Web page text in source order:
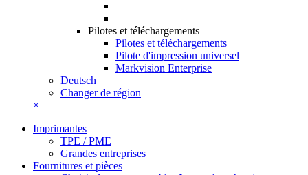
Pilotes et téléchargements
Pilotes et téléchargements
Pilote d'impression universel
Markvision Enterprise
Deutsch
Changer de région
×
Imprimantes
TPE / PME
Grandes entreprises
Fournitures et pièces